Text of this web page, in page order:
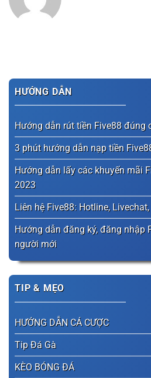
HƯỚNG DẪN
Hướng dẫn rút tiền Five88 đúng
3 phút hướng dẫn nạp tiền
Hướng dẫn lấy các khuyến mãi
2023
Liên hệ Five88: Hotline,
Hướng dẫn đăng ký, đăng nhập
người mới
TIP & MẸO
HƯỚNG DẪN CÁ CƯỢC
Tip Đá Gà
KÈO BÓNG ĐÁ